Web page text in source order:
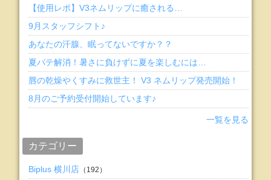
【使用レポ】V3ネムリップに癒される…
9月スタッフシフト♪
あなたの汗腺、眠ってないですか？？
夏バテ解消！暑さに負けずに夏を楽しむには…
唇の乾燥やくすみに救世主！ V3 ネムリップ発売開始！
8月のご予約受付開始しています♪
一覧を見る
カテゴリー
Biplus 横川店 （192）